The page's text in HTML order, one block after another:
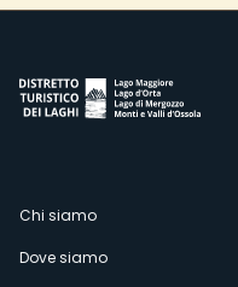
Menù
Chi siamo
Dove siamo